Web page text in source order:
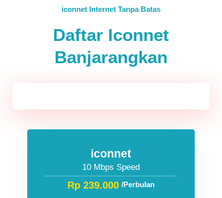
iconnet Internet Tanpa Batas
Daftar Iconnet
Banjarangkan
iconnet
10 Mbps Speed
Rp 239.000 /Perbulan